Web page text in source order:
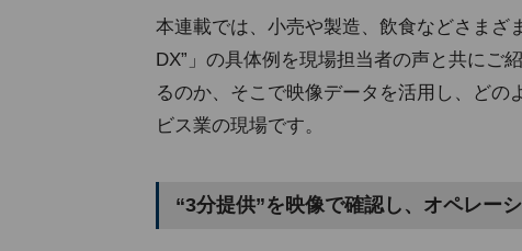
本連載では、小売や製造、飲食などさまざ
DX”」の具体例を現場担当者の声と共にご
るのか、そこで映像データを活用し、ど
ビス業の現場です。
“3分提供”を映像で確認し、オペレー